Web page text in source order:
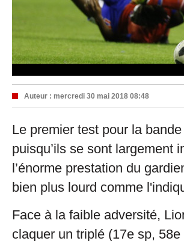
Auteur : mercredi 30 mai 2018 08:48
Le premier test pour la
puisqu’ils se sont largement
l’énorme prestation du
bien plus lourd comme
Face à la faible adversité,
claquer un triplé (17e sp,